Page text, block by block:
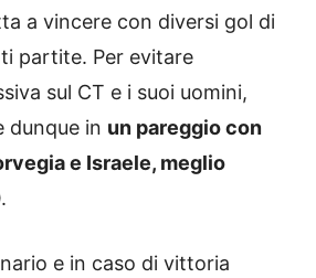
a vincere con diversi gol di
partite. Per evitare
sul CT e i suoi uomini,
dunque in un pareggio con
e Israele, meglio
.
e in caso di vittoria